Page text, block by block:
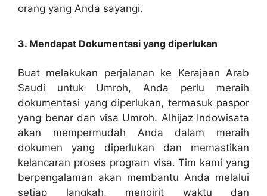
orang yang Anda sayangi.
3. Mendapat Dokumentasi yang diperlukan
Buat melakukan perjalanan ke Kerajaan Arab
Saudi untuk Umroh, Anda perlu meraih
dokumentasi yang diperlukan, termasuk paspor
yang benar dan visa Umroh. Alhijaz Indowisata
akan mempermudah Anda dalam meraih
dokumen yang diperlukan dan memastikan
kelancaran proses program visa. Tim kami yang
berpengalaman akan membantu Anda melalui
setiap langkah, mengirit waktu dan